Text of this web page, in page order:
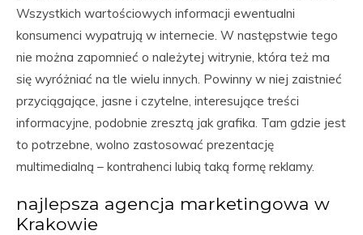
Wszystkich wartościowych informacji ewentualni
konsumenci wypatrują w internecie. W następstwie tego
nie można zapomnieć o należytej witrynie, która też ma
się wyróżniać na tle wielu innych. Powinny w niej zaistnieć
przyciągające, jasne i czytelne, interesujące treści
informacyjne, podobnie zresztą jak grafika. Tam gdzie jest
to potrzebne, wolno zastosować prezentację
multimedialną – kontrahenci lubią taką formę reklamy.
najlepsza agencja marketingowa w
Krakowie